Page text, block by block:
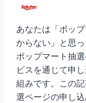
あなたは「ポッ
からない」と思
ポップマート抽
ビスを通じて申
組みです。この
選ページの申し